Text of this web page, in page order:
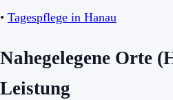
• Tagespflege in Hanau
Nahegelegene Orte
Leistung